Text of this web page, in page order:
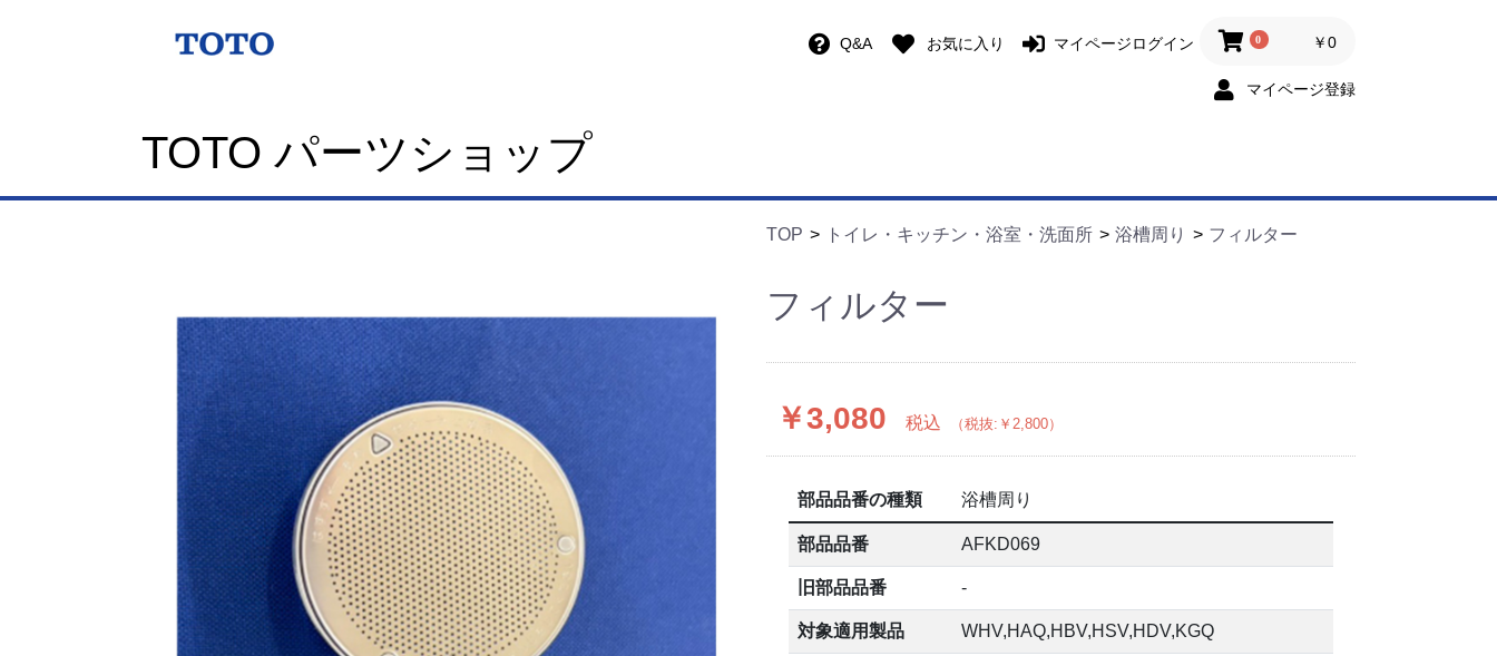
Q&A お気に入り マイページログイン 0 ￥0
マイページ登録
TOTO パーツショップ
TOP トイレ・キッチン・浴室・洗面所 浴槽周り フィルター
フィルター
￥3,080 税込 （税抜:￥2,800）
部品品番の種類 浴槽周り
部品品番 AFKD069
旧部品品番 -
対象適用製品 WHV,HAQ,HBV,HSV,HDV,KGQ